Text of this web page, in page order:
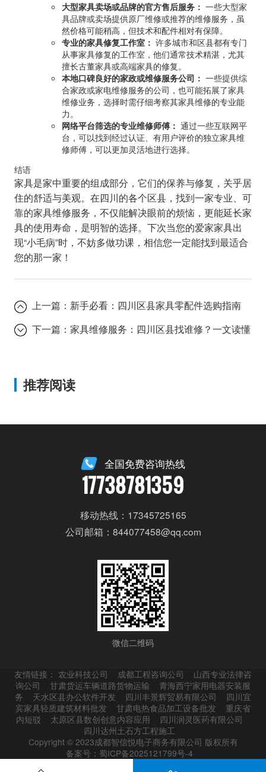
大型家具卖场或品牌的官方售后服务： 一些大型家
具品牌或卖场提供原厂维修或推荐的维修服务，虽
然价格可能稍高，但技术和配件相对有保障。
专业的家具修复工作室： 许多城市和区县都有专门
从事家具修复的工作室，他们通常技术精湛，尤其
擅长古董家具或高端家具的修复。
本地口碑良好的家政或维修服务公司： 一些提供综
合家政或家电维修服务的公司，也可能拓展了家具
维修业务，选择时需仔细考察其家具维修的专业能
力。
网络平台筛选的专业维修师傅： 通过一些互联网平
台，可以找到经过认证、有用户评价的独立家具维
修师傅，可以更加灵活地进行选择。
结语
家具是家中重要的组成部分，它们的保养与修复，关乎居
住的舒适与美观。在四川的各个区县，找到一家专业、可
靠的家具维修服务，不仅能解决眼前的烦恼，更能延长家
具的使用寿命，是明智的选择。下次当您的爱家家具出
现“小毛病”时，不妨多做功课，相信您一定能找到最适合
您的那一家！
上一篇： 新手必看：四川区县家具零配件选购指南
下一篇：家具维修服务：四川区县找谁修？一文读懂
推荐阅读
全国免费咨询热线
17738781359
移动热线：17345725165
公司邮箱：844077458@qq.com
微信二维码
友情链接：农业科技公司 成都工程咨询公司
山西专业法律咨
询公司
甘肃货运车辆道路货物运输
青海西宁家用电器安装服
务
天水区县办公软件开发 四川丰景辉贸易有限公司
四川宜
宾家具轻质建筑材料批发
甘肃电热食品加工设备批发
重庆省
内短驳
太原区县数创创意内容应用
四川润灵医药有限公司
四川达州土石方工程施工
Copyright © 2023成都智信悦电子商务有限公司 版权所有
备案号：蜀ICP备2025121799号-4